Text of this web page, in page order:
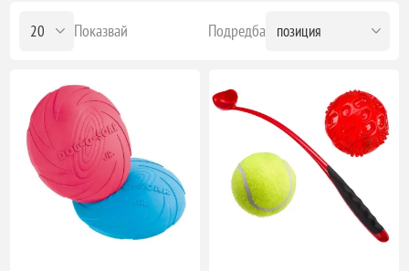
Подредба
Показвай